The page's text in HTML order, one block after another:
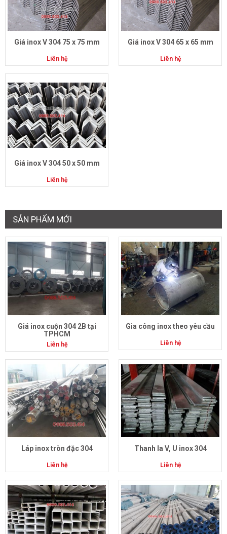
Giá inox V 304 75 x 75 mm
Liên hệ
Giá inox V 304 65 x 65 mm
Liên hệ
Giá inox V 304 50 x 50 mm
Liên hệ
SẢN PHẨM MỚI
Giá inox cuộn 304 2B tại
TPHCM
Liên hệ
Gia công inox theo yêu cầu
Liên hệ
Láp inox tròn đặc 304
Liên hệ
Thanh la V, U inox 304
Liên hệ